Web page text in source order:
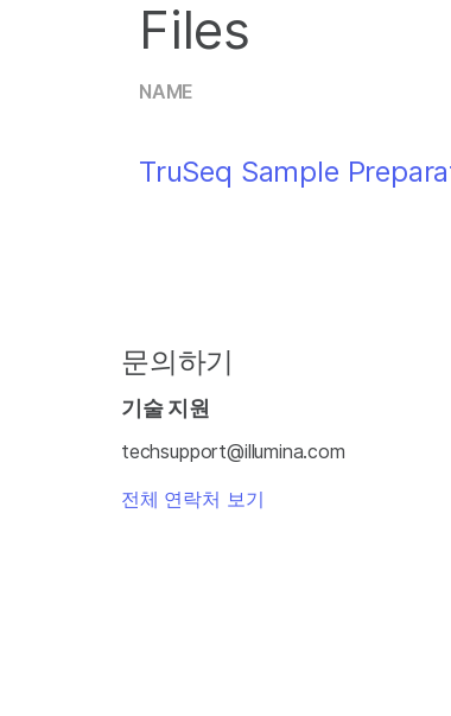
Files
NAME
TruSeq Sample
문의하기
기술 지원
techsupport@illumina.com
전체 연락처 보기